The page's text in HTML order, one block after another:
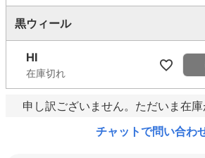
黒ウィール
HI
在庫切れ
申し訳ございません。ただいま在庫
チャットで問い合わ